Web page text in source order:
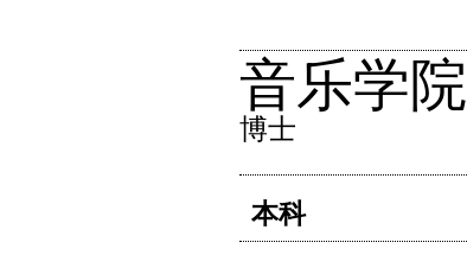
音乐学院
博士
本科